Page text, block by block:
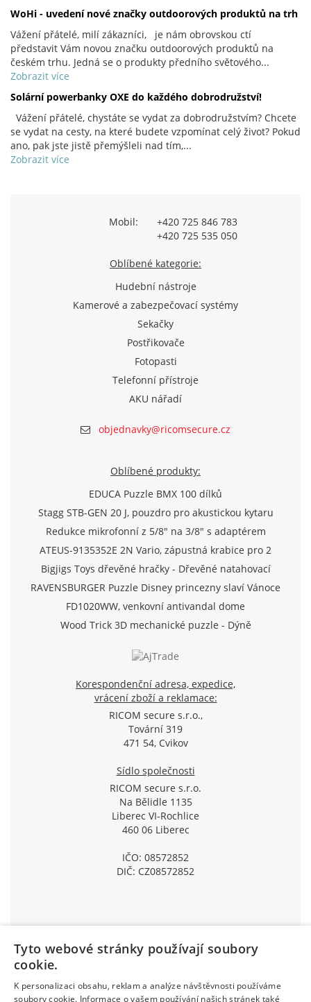
WoHi - uvedení nové značky outdoorových produktů na trh
Vážení přátelé, milí zákazníci, je nám obrovskou ctí
představit Vám novou značku outdoorových produktů na
českém trhu. Jedná se o produkty předního světového...
Zobrazit více
Solární powerbanky OXE do každého dobrodružství!
Vážení přátelé, chystáte se vydat za dobrodružstvím? Chcete
se vydat na cesty, na které budete vzpomínat celý život? Pokud
ano, pak jste jistě přemýšleli nad tím,...
Zobrazit více
Mobil:
+420 725 846 783
+420 725 535 050
Oblíbené kategorie:
Hudební nástroje
Kamerové a zabezpečovací systémy
Sekačky
Postřikovače
Fotopasti
Telefonní přístroje
AKU nářadí
objednavky@ricomsecure.cz
Oblíbené produkty:
EDUCA Puzzle BMX 100 dílků
Stagg STB-GEN 20 J, pouzdro pro akustickou kytaru
Redukce mikrofonní z 5/8" na 3/8" s adaptérem
ATEUS-9135352E 2N Vario, zápustná krabice pro 2
moduly (Analog/IP)
Bigjigs Toys dřevěné hračky - Dřevěné natahovací
letadlo
RAVENSBURGER Puzzle Disney princezny slaví Vánoce
500 dílků
FD1020WW, venkovní antivandal dome
TVI/AHD/CVI/CVBS kamera 720p, f2.8mm, IR 20m, D-
Wood Trick 3D mechanické puzzle - Dýně
Korespondenční adresa, expedice,
vrácení zboží a reklamace:
RICOM secure s.r.o.,
Tovární 319
471 54, Cvikov
Sídlo společnosti
RICOM secure s.r.o.
Na Bělidle 1135
Liberec VI-Rochlice
460 06 Liberec
IČO: 08572852
DIČ: CZ08572852
Užitečné informace:
Pobočky a otevírací doba
Tyto webové stránky používají soubory
cookie.
K personalizaci obsahu, reklam a analýze návštěvnosti používáme
soubory cookie. Informace o vašem používání našich stránek také